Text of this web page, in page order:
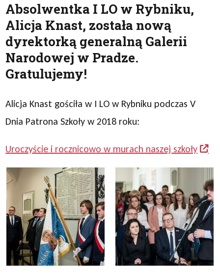
Absolwentka I LO w Rybniku,
Alicja Knast, została nową
dyrektorką generalną Galerii
Narodowej w Pradze.
Gratulujemy!
Alicja Knast gościła w I LO w Rybniku podczas V
Dnia Patrona Szkoły w 2018 roku:
Uroczyście i rocznicowo w murach naszej szkoły